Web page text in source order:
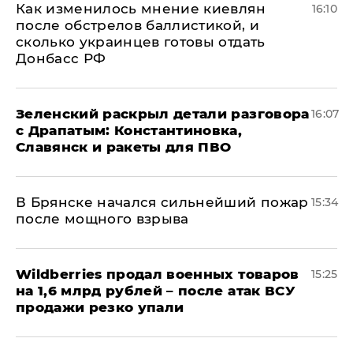
Как изменилось мнение киевлян
после обстрелов баллистикой, и
сколько украинцев готовы отдать
Донбасс РФ
16:10
​Зеленский раскрыл детали разговора
с Драпатым: Константиновка,
Славянск и ракеты для ПВО
16:07
В Брянске начался сильнейший пожар
после мощного взрыва
15:34
​Wildberries продал военных товаров
на 1,6 млрд рублей – после атак ВСУ
продажи резко упали
15:25